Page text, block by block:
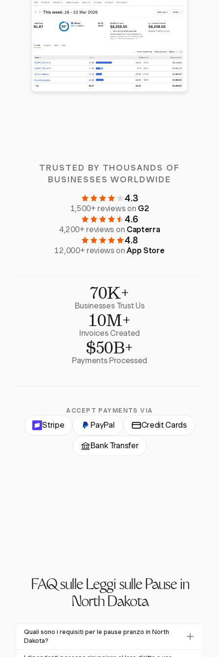
TRUSTED BY THOUSANDS OF
BUSINESSES WORLDWIDE
4.3
1,500+ reviews on G2
4.6
4,200+ reviews on Capterra
4.8
12,000+ reviews onApp Store
70K+
Businesses Trust Us
10M+
Invoices Created
$50B+
Payments Processed
ACCEPT PAYMENTS VIA
Stripe PayPal Credit Cards
Bank Transfer
FAQ sulle Leggi sulle Pause in
North Dakota
Quali sono i requisiti per le pause pranzo in North
Dakota?
In North Dakota, i datori di lavoro devono fornire una